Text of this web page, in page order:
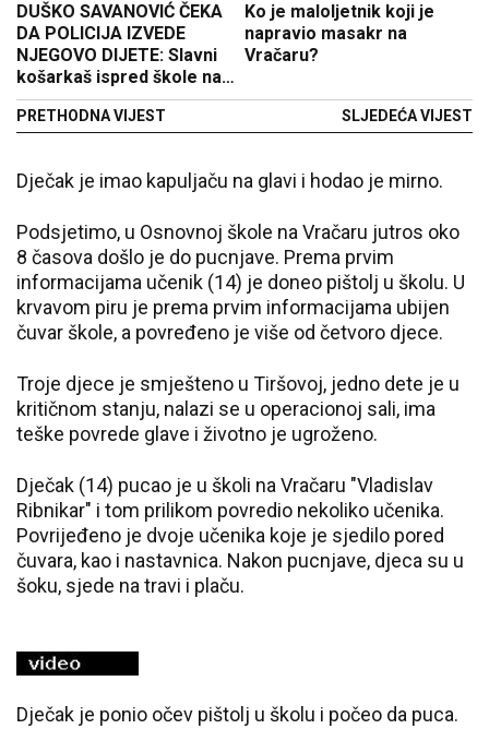
DUŠKO SAVANOVIĆ ČEKA
DA POLICIJA IZVEDE
NJEGOVO DIJETE: Slavni
košarkaš ispred škole na
Vračaru u kojoj se dogodio
krvavi pir
PRETHODNA VIJEST
Ko je maloljetnik koji je
napravio masakr na
Vračaru?
SLJEDEĆA VIJEST
Dječak je imao kapuljaču na glavi i hodao je mirno.
Podsjetimo, u Osnovnoj škole na Vračaru jutros oko
8 časova došlo je do pucnjave. Prema prvim
informacijama učenik (14) je doneo pištolj u školu. U
krvavom piru je prema prvim informacijama ubijen
čuvar škole, a povređeno je više od četvoro djece.
Troje djece je smješteno u Tiršovoj, jedno dete je u
kritičnom stanju, nalazi se u operacionoj sali, ima
teške povrede glave i životno je ugroženo.
Dječak (14) pucao je u školi na Vračaru "Vladislav
Ribnikar" i tom prilikom povredio nekoliko učenika.
Povrijeđeno je dvoje učenika koje je sjedilo pored
čuvara, kao i nastavnica. Nakon pucnjave, djeca su u
šoku, sjede na travi i plaču.
Dječak je ponio očev pištolj u školu i počeo da puca.